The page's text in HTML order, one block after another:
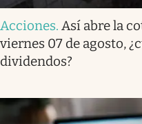
Acciones. Así abre la
viernes 07 de agosto,
dividendos?